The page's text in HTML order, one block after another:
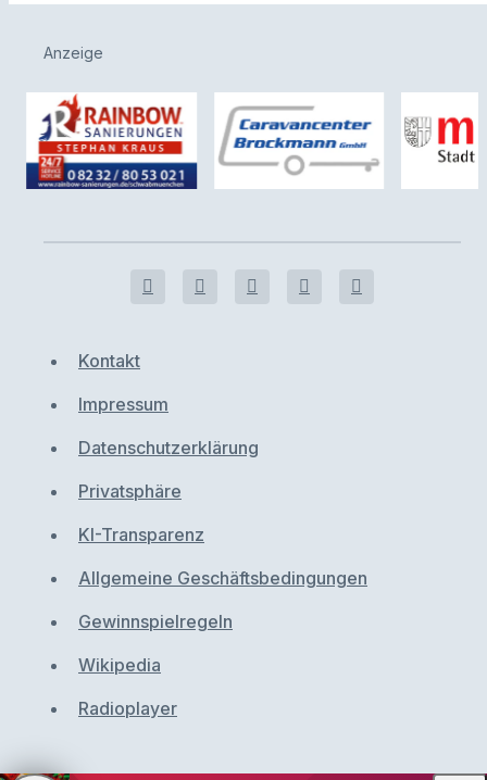
Anzeige
Kontakt
Impressum
Datenschutzerklärung
Privatsphäre
KI-Transparenz
Allgemeine Geschäftsbedingungen
Gewinnspielregeln
Wikipedia
Radioplayer